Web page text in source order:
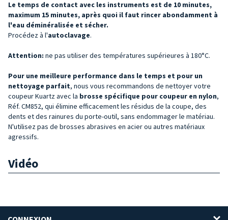
Le temps de contact avec les instruments est de 10 minutes,
maximum 15 minutes, après quoi il faut rincer abondamment à
l'eau déminéralisée et sécher.
Procédez à l'autoclavage.
Attention: ne pas utiliser des températures supérieures à 180°C.
Pour une meilleure performance dans le temps et pour un
nettoyage parfait, nous vous recommandons de nettoyer votre
coupeur Kuartz avec la brosse spécifique pour coupeur en nylon,
Réf. CM852, qui élimine efficacement les résidus de la coupe, des
dents et des rainures du porte-outil, sans endommager le matériau.
N'utilisez pas de brosses abrasives en acier ou autres matériaux
agressifs.
Vidéo